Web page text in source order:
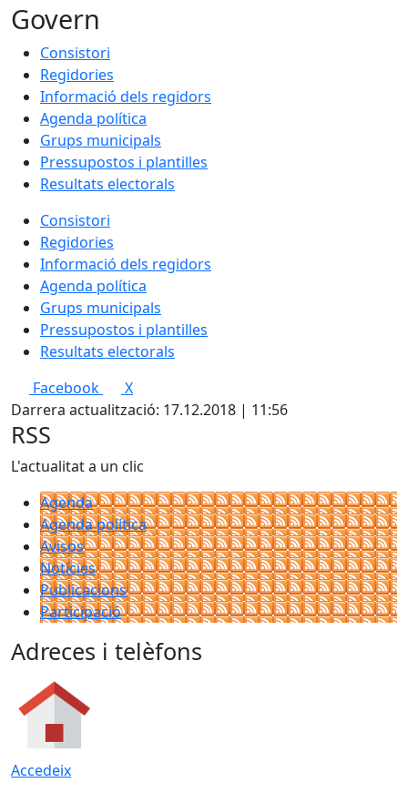
Govern
Consistori
Regidories
Informació dels regidors
Agenda política
Grups municipals
Pressupostos i plantilles
Resultats electorals
Consistori
Regidories
Informació dels regidors
Agenda política
Grups municipals
Pressupostos i plantilles
Resultats electorals
Facebook
X
Darrera actualització: 17.12.2018 | 11:56
RSS
L'actualitat a un clic
Agenda
Agenda política
Avisos
Notícies
Publicacions
Participació
Adreces i telèfons
Accedeix